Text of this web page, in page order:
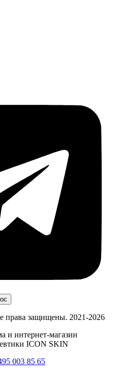
защищены. 2021-2026
и интернет-магазин
ICON SKIN
003 85 65